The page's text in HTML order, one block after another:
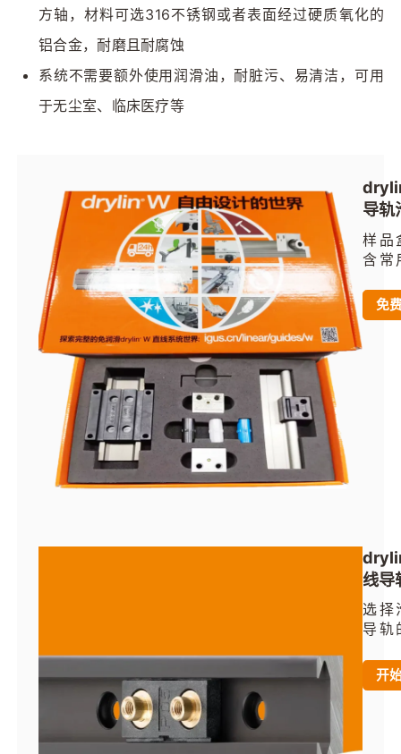
方轴，材料可选316不锈钢或者表面经过硬质氧化的
铝合金，耐磨且耐腐蚀
系统不需要额外使用润滑油，耐脏污、易清洁，可用
于无尘室、临床医疗等
导轨
品盒
样品
含常
圆
轨、
免
线导
系统
选择
导轨
输入
可生
开